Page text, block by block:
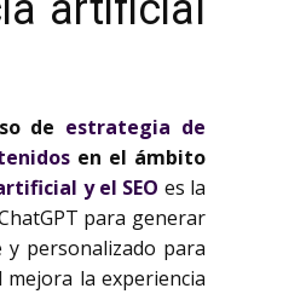
de estrategia de
en el ámbito
y el SEO es la
para generar
personalizado para
la experiencia